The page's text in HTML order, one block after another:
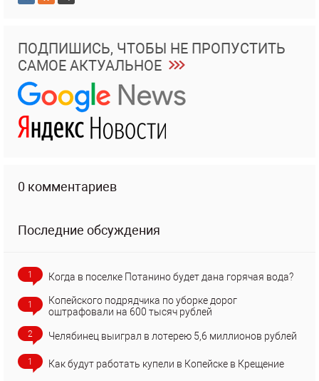
ПОДПИШИСЬ, ЧТОБЫ НЕ ПРОПУСТИТЬ
САМОЕ АКТУАЛЬНОЕ
0 комментариев
Последние обсуждения
1 Когда в поселке Потанино будет дана горячая вода?
1
Копейского подрядчика по уборке дорог
оштрафовали на 600 тысяч рублей
2 Челябинец выиграл в лотерею 5,6 миллионов рублей
1 Как будут работать купели в Копейске в Крещение